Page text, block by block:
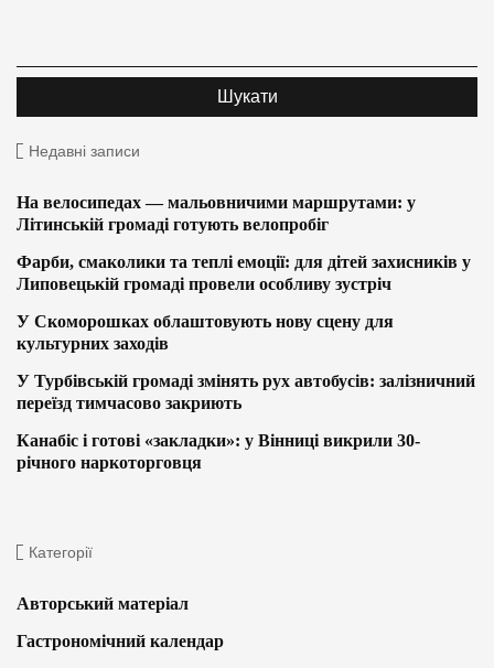
Недавні записи
На велосипедах — мальовничими маршрутами: у
Літинській громаді готують велопробіг
Фарби, смаколики та теплі емоції: для дітей захисників у
Липовецькій громаді провели особливу зустріч
У Скоморошках облаштовують нову сцену для
культурних заходів
У Турбівській громаді змінять рух автобусів: залізничний
переїзд тимчасово закриють
Канабіс і готові «закладки»: у Вінниці викрили 30-
річного наркоторговця
Категорії
Авторський матеріал
Гастрономічний календар